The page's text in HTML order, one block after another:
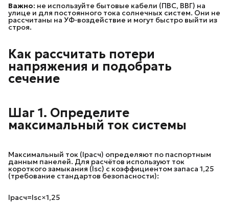
Важно: не используйте бытовые кабели (ПВС, ВВГ) на
улице и для постоянного тока солнечных систем. Они не
рассчитаны на УФ‑воздействие и могут быстро выйти из
строя.
Как рассчитать потери
напряжения и подобрать
сечение
Шаг 1. Определите
максимальный ток системы
Максимальный ток (Iрасч​) определяют по паспортным
данным панелей. Для расчётов используют ток
короткого замыкания (Isc​) с коэффициентом запаса 1,25
(требование стандартов безопасности):
Iрасч​=Isc​×1,25